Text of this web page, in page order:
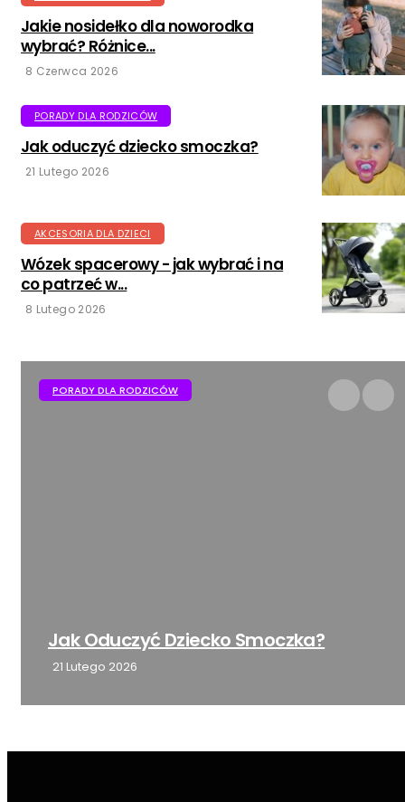
Jakie nosidełko dla noworodka
wybrać? Różnice...
8 Czerwca 2026
PORADY DLA RODZICÓW
Jak oduczyć dziecko smoczka?
21 Lutego 2026
AKCESORIA DLA DZIECI
Wózek spacerowy - jak wybrać i na
co patrzeć w...
8 Lutego 2026
PORADY DLA RODZICÓW
Odpieluchowanie?
3 Grudnia 2023